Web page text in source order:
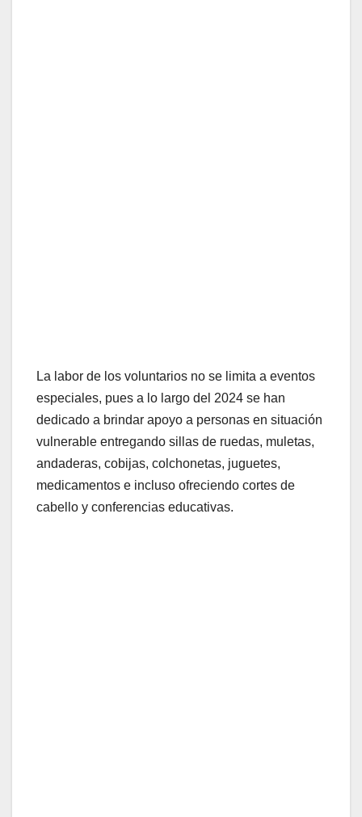
La labor de los voluntarios no se limita a eventos
especiales, pues a lo largo del 2024 se han
dedicado a brindar apoyo a personas en situación
vulnerable entregando sillas de ruedas, muletas,
andaderas, cobijas, colchonetas, juguetes,
medicamentos e incluso ofreciendo cortes de
cabello y conferencias educativas.